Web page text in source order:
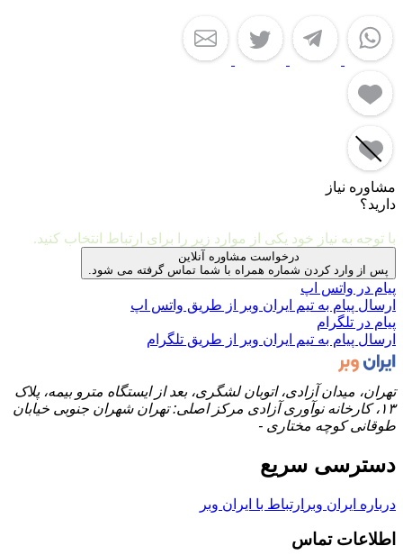
مشاوره نیاز
دارید؟
با توجه به نیاز خود یکی از موارد زیر را برای ارتباط انتخاب کنید.
درخواست مشاوره آنلاین
پس از وارد کردن شماره همراه با شما تماس گرفته می شود.
پیام در واتس اپ
ارسال پیام به تیم ایران وبر از طریق واتس اپ
پیام در تلگرام
ارسال پیام به تیم ایران وبر از طریق تلگرام
تهران، میدان آزادی، اتوبان لشگری، بعد از ایستگاه مترو بیمه، پلاک
۱۳، کارخانه نوآوری آزادی مرکز اصلی: تهران شهران جنوبی خیابان
طوقانی کوچه مختاری -
دسترسی سریع
درباره ایران وبر ارتباط با ایران وبر
اطلاعات تماس